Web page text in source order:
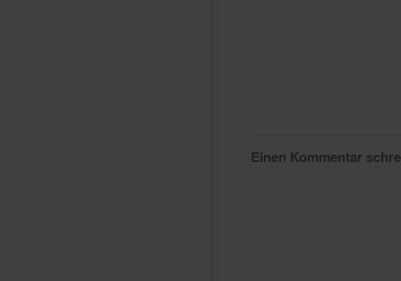
Einen Kommentar